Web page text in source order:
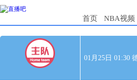
首页 NBA视频
01月25日 01:30